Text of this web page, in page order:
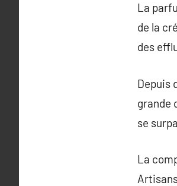
La
de la
des
Depuis
grande
se
La